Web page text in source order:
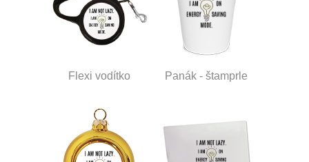
Flexi vodítko Panák - štamprle